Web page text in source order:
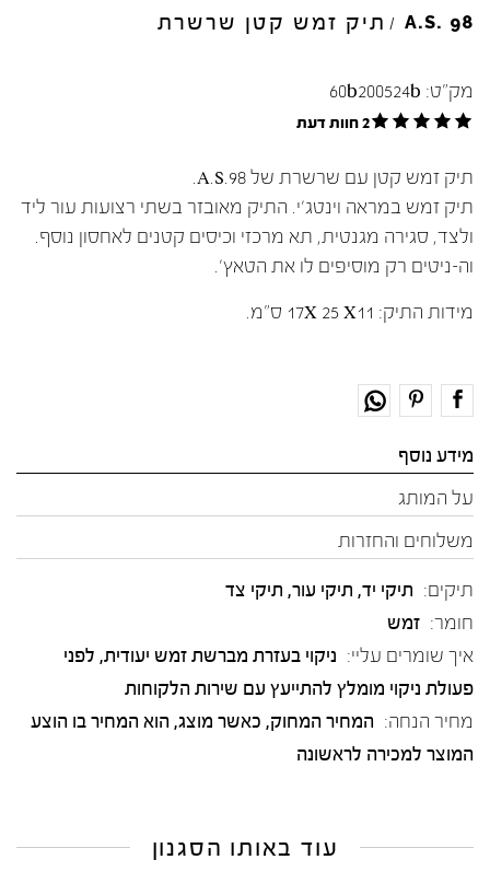
A.S. 98
/ תיק זמש קטן שרשרת
מק"ט: 60b200524b
2 חוות דעת
תיק זמש קטן עם שרשרת של A.S.98.
תיק זמש במראה וינטג׳י. התיק מאובזר בשתי רצועות עור ליד
ולצד, סגירה מגנטית, תא מרכזי וכיסים קטנים לאחסון נוסף.
וה-ניטים רק מוסיפים לו את הטאץ׳.
מידות התיק: 17X 25 X11 ס"מ.
מידע נוסף
על המותג
משלוחים והחזרות
תיקים: תיקי יד, תיקי עור, תיקי צד
חומר: זמש
איך שומרים עליי: ניקוי בעזרת מברשת זמש יעודית, לפני
פעולת ניקוי מומלץ להתייעץ עם שירות הלקוחות
מחיר הנחה: המחיר המחוק, כאשר מוצג, הוא המחיר בו הוצע
המוצר למכירה לראשונה
עוד באותו הסגנון